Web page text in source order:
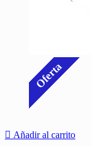
Oferta
Añadir al carrito